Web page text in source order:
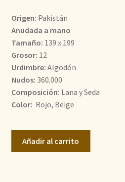
era:
1.600,00€.
Origen: Pakistán
Anudada a mano
Tamaño: 139 x 199
Grosor: 12
Urdimbre: Algodón
Nudos: 360.000
Composición: Lana y Seda
Color: Rojo, Beige
Añadir al carrito